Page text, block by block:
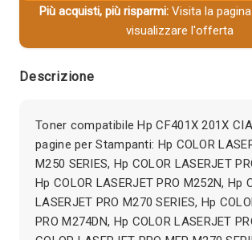
Più acquisti, più risparmi:Visita la
visualizzare l'offerta
Descrizione
Toner compatibile Hp CF401X 201X
pagine per Stampanti: Hp COLOR
M250 SERIES, Hp COLOR LASERJET
Hp COLOR LASERJET PRO M252N, Hp
LASERJET PRO M270 SERIES, Hp
PRO M274DN, Hp COLOR LASERJET